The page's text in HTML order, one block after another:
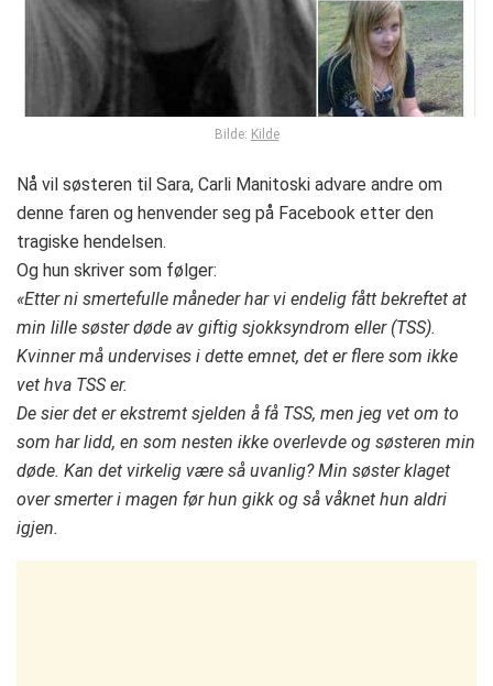
Bilde: Kilde
Nå vil søsteren til Sara, Carli Manitoski advare andre om
denne faren og henvender seg på Facebook etter den
tragiske hendelsen.
Og hun skriver som følger:
«Etter ni smertefulle måneder har vi endelig fått bekreftet at
min lille søster døde av giftig sjokksyndrom eller (TSS).
Kvinner må undervises i dette emnet, det er flere som ikke
vet hva TSS er.
De sier det er ekstremt sjelden å få TSS, men jeg vet om to
som har lidd, en som nesten ikke overlevde og søsteren min
døde. Kan det virkelig være så uvanlig? Min søster klaget
over smerter i magen før hun gikk og så våknet hun aldri
igjen.